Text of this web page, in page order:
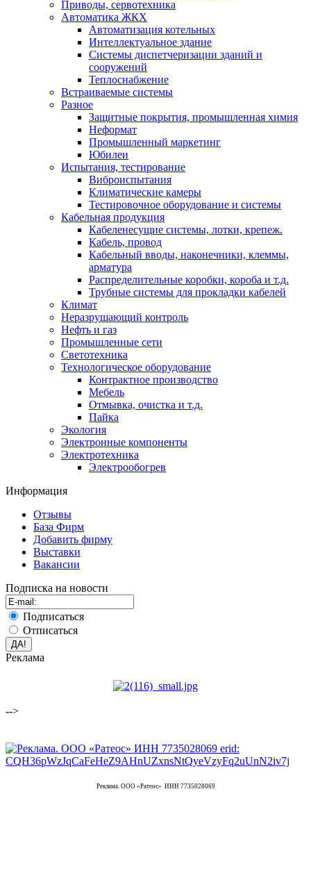
Приводы, сервотехника
Автоматика ЖКХ
Автоматизация котельных
Интеллектуальное здание
Системы диспетчеризации зданий и
сооружений
Теплоснабжение
Встраиваемые системы
Разное
Защитные покрытия, промышленная химия
Неформат
Промышленный маркетинг
Юбилеи
Испытания, тестирование
Виброиспытания
Климатические камеры
Тестировочное оборудование и системы
Кабельная продукция
Кабеленесущие системы, лотки, крепеж.
Кабель, провод
Кабельный вводы, наконечники, клеммы,
арматура
Распределительные коробки, короба и т.д.
Трубные системы для прокладки кабелей
Климат
Неразрушающий контроль
Нефть и газ
Промышленные сети
Светотехника
Технологическое оборудование
Контрактное производство
Мебель
Отмывка, очистка и т.д.
Пайка
Экология
Электронные компоненты
Электротехника
Электрообогрев
Информация
Отзывы
База Фирм
Добавить фирму
Выставки
Вакансии
Подписка на новости
Подписаться
Отписаться
Реклама
-->
Реклама. ООО «Ратеос» ИНН 7735028069